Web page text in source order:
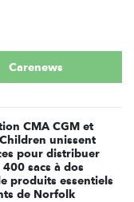
Carenews
CMA CGM et
unissent
pour distribuer
sacs à dos
produits essentiels
de Norfolk